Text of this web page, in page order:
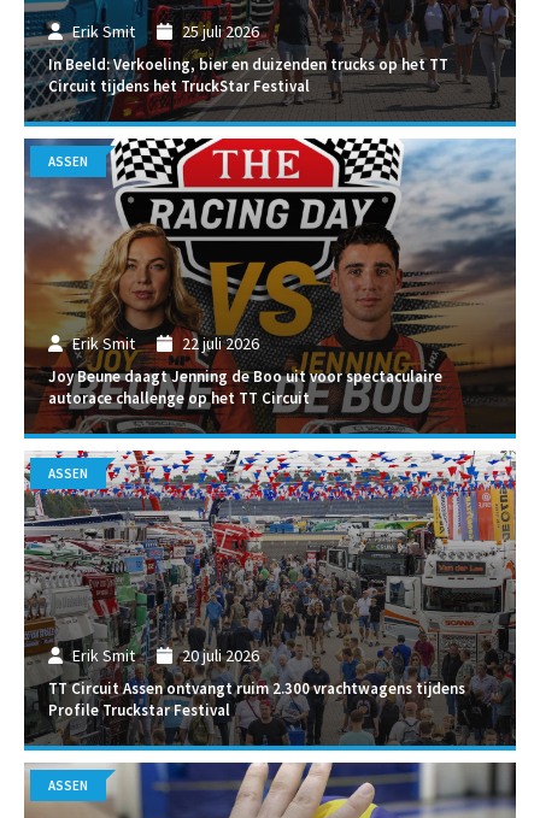
Erik Smit 25 juli 2026
In Beeld: Verkoeling, bier en duizenden trucks op het TT
Circuit tijdens het TruckStar Festival
Erik Smit 22 juli 2026
Joy Beune daagt Jenning de Boo uit voor spectaculaire
autorace challenge op het TT Circuit
ASSEN
Erik Smit 20 juli 2026
TT Circuit Assen ontvangt ruim 2.300 vrachtwagens tijdens
Profile Truckstar Festival
ASSEN
ASSEN